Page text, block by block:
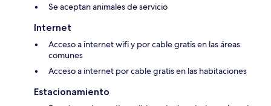
Se aceptan animales de servicio
Internet
Acceso a internet wifi y por cable gratis en las áreas
comunes
Acceso a internet por cable gratis en las habitaciones
Estacionamiento